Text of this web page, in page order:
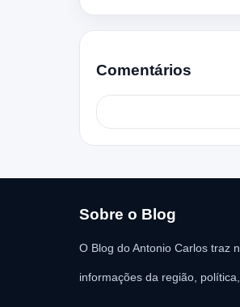
Comentários
Sobre o Blog
O Blog do Antonio Carlos traz
informações da região,